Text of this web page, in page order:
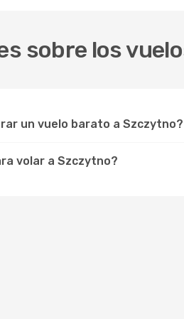
sobre los
un vuelo barato a Szczytno?
volar a Szczytno?